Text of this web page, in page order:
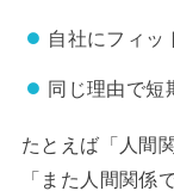
自社にフィッ
同じ理由で短
たとえば「人間
「また人間関係